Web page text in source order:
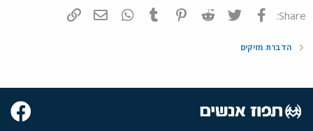
Share: פייסבוק Twitter
Reddit
Pinterest
Tumblr
WhatsAppדואר אלקטרוני
הדברת מזיקים